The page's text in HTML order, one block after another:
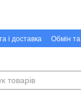
і доставка
Обмін